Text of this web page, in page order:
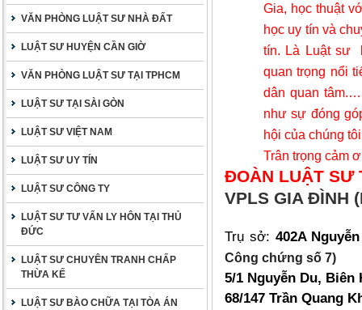
VĂN PHÒNG LUẬT SƯ NHÀ ĐẤT
LUẬT SƯ HUYỆN CẦN GIỜ
VĂN PHÒNG LUẬT SƯ TẠI TPHCM
LUẬT SƯ TẠI SÀI GÒN
LUẬT SƯ VIỆT NAM
LUẬT SƯ UY TÍN
LUẬT SƯ CÔNG TY
LUẬT SƯ TƯ VẤN LY HÔN TẠI THỦ
ĐỨC
LUẬT SƯ CHUYÊN TRANH CHẤP
THỪA KẾ
LUẬT SƯ BÀO CHỮA TẠI TÒA ÁN
Gia, học thuật
học uy tín và
tín. Là Luật sư
quan trọng nổi
dân quan tâm.…
như sự đóng
hội của chúng
Trân trọng cảm
ĐOÀN LUẬT SƯ
VPLS GIA ĐÌNH
Trụ sở: 402A
Công chứng số 7)
5/1 Nguyễn Du,
68/147 Trần Quang